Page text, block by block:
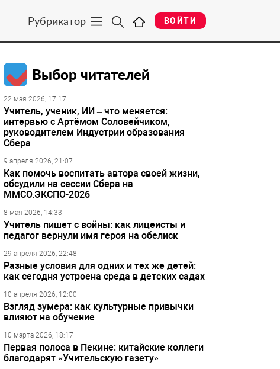
Рубрикатор ВОЙТИ
Выбор читателей
22 мая 2026, 17:17
Учитель, ученик, ИИ – что меняется:
интервью с Артёмом Соловейчиком,
руководителем Индустрии образования
Сбера
9 апреля 2026, 21:07
Как помочь воспитать автора своей жизни,
обсудили на сессии Сбера на
ММСО.ЭКСПО-2026
8 мая 2026, 14:33
Учитель пишет с войны: как лицеисты и
педагог вернули имя героя на обелиск
29 апреля 2026, 22:48
Разные условия для одних и тех же детей:
как сегодня устроена среда в детских садах
10 апреля 2026, 12:00
Взгляд зумера: как культурные привычки
влияют на обучение
10 марта 2026, 18:17
Первая полоса в Пекине: китайские коллеги
благодарят «Учительскую газету»